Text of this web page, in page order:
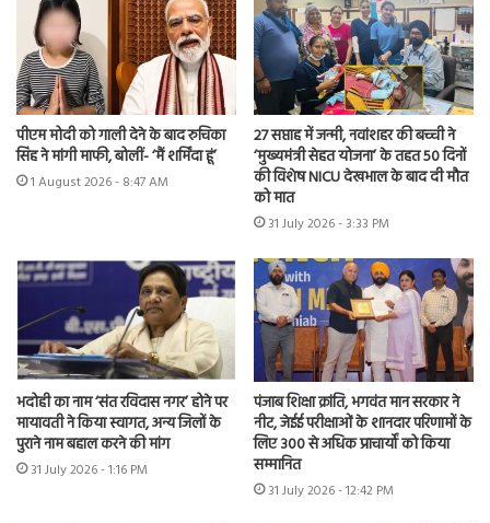
पीएम मोदी को गाली देने के बाद रुचिका
सिंह ने मांगी माफी, बोलीं- ‘मैं शर्मिंदा हूं’
1 August 2026 - 8:47 AM
27 सप्ताह में जन्मी, नवांशहर की बच्ची ने
‘मुख्यमंत्री सेहत योजना’ के तहत 50 दिनों
की विशेष NICU देखभाल के बाद दी मौत
को मात
31 July 2026 - 3:33 PM
भदोही का नाम ‘संत रविदास नगर’ होने पर
मायावती ने किया स्वागत, अन्य जिलों के
पुराने नाम बहाल करने की मांग
31 July 2026 - 1:16 PM
पंजाब शिक्षा क्रांति, भगवंत मान सरकार ने
नीट, जेईई परीक्षाओं के शानदार परिणामों के
लिए 300 से अधिक प्राचार्यों को किया
सम्मानित
31 July 2026 - 12:42 PM